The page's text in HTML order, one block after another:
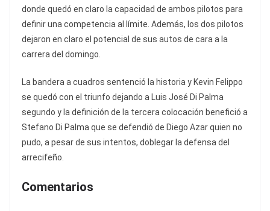
donde quedó en claro la capacidad de ambos pilotos para
definir una competencia al límite. Además, los dos pilotos
dejaron en claro el potencial de sus autos de cara a la
carrera del domingo.
La bandera a cuadros sentenció la historia y Kevin Felippo
se quedó con el triunfo dejando a Luis José Di Palma
segundo y la definición de la tercera colocación benefició a
Stefano Di Palma que se defendió de Diego Azar quien no
pudo, a pesar de sus intentos, doblegar la defensa del
arrecifeño.
Comentarios